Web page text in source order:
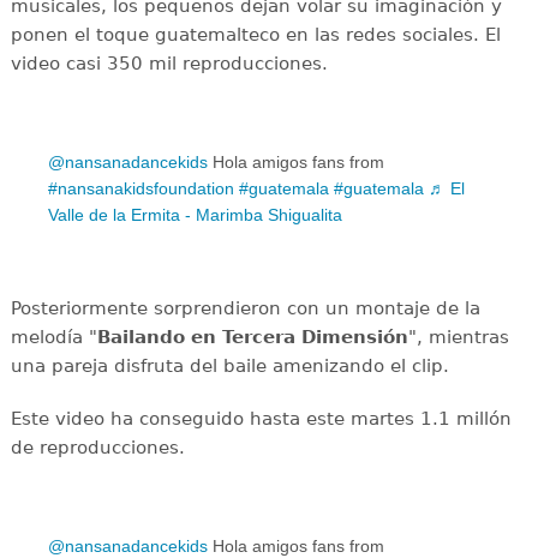
musicales, los pequeños dejan volar su imaginación y
ponen el toque guatemalteco en las redes sociales. El
video casi 350 mil reproducciones.
@nansanadancekids Hola amigos fans from
#nansanakidsfoundation #guatemala #guatemala ♬ El
Valle de la Ermita - Marimba Shigualita
Posteriormente sorprendieron con un montaje de la
melodía "Bailando en Tercera Dimensión", mientras
una pareja disfruta del baile amenizando el clip.
Este video ha conseguido hasta este martes 1.1 millón
de reproducciones.
@nansanadancekids Hola amigos fans from